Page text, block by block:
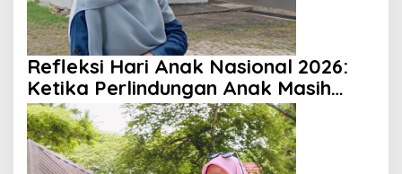
Refleksi Hari Anak Nasional 2026:
Ketika Perlindungan Anak Masih
Menjadi Ilusi